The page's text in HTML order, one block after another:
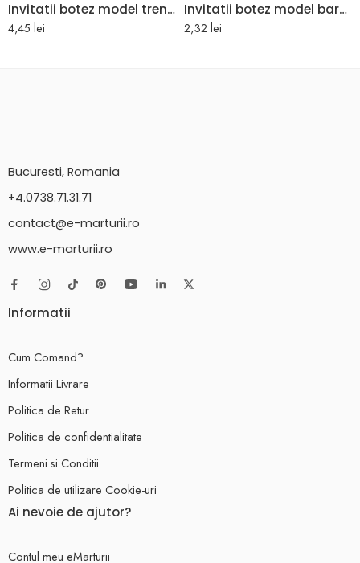
Invitatii botez model trenulet model alb rosu 12 cm x 16 cm
4,45 lei
Invitatii botez model barza cu bebe in cioc bleu 11.3 x 17 cm
2,32 lei
Bucuresti, Romania
+4.0738.71.31.71
contact@e-marturii.ro
www.e-marturii.ro
Informatii
Cum Comand?
Informatii Livrare
Politica de Retur
Politica de confidentialitate
Termeni si Conditii
Politica de utilizare Cookie-uri
Ai nevoie de ajutor?
Contul meu eMarturii